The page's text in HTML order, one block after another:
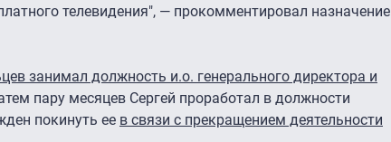
телевидения", — прокомментировал назначение
занимал должность и.о. генерального директора и
пару месяцев Сергей проработал в должности
покинуть ее в связи с прекращением деятельности